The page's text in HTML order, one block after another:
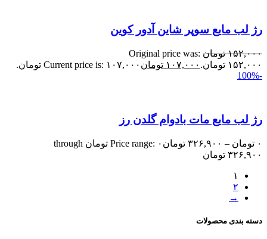
رژ لب مایع سوپر شاین آدور کوین
۱۵۲,۰۰۰ تومان Original price was:
۱۵۲,۰۰۰ تومان.
۱۰۷,۰۰۰ تومان Current price is: ۱۰۷,۰۰۰ تومان.
-100%
رژ لب مایع مات بادوام گلدن رز
۰ تومان – ۳۲۶,۹۰۰ تومان
Price range: ۰ تومان through
۳۲۶,۹۰۰ تومان
۱
۲
→
دسته بندی محصولات